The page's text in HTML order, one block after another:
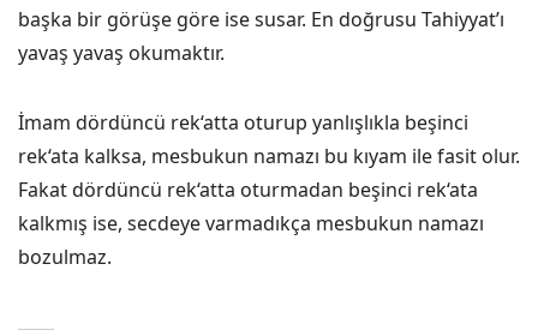
başka bir görüşe göre ise susar. En doğrusu Tahiyyat’ı
yavaş yavaş okumaktır.
İmam dördüncü rek‘atta oturup yanlışlıkla beşinci
rek‘ata kalksa, mesbukun namazı bu kıyam ile fasit olur.
Fakat dördüncü rek‘atta oturmadan beşinci rek‘ata
kalkmış ise, secdeye varmadıkça mesbukun namazı
bozulmaz.